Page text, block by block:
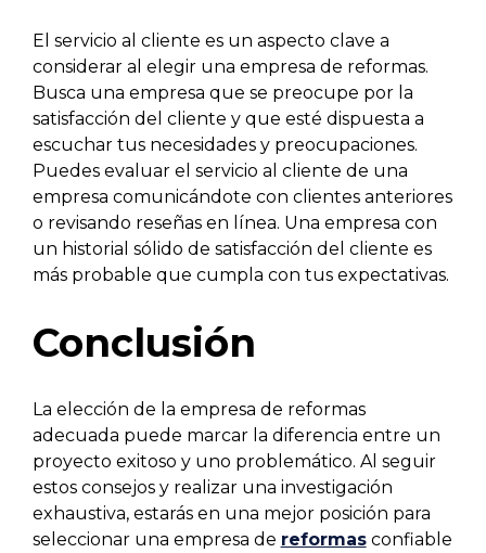
El servicio al cliente es un aspecto clave a
considerar al elegir una empresa de reformas.
Busca una empresa que se preocupe por la
satisfacción del cliente y que esté dispuesta a
escuchar tus necesidades y preocupaciones.
Puedes evaluar el servicio al cliente de una
empresa comunicándote con clientes anteriores
o revisando reseñas en línea. Una empresa con
un historial sólido de satisfacción del cliente es
más probable que cumpla con tus expectativas.
Conclusión
La elección de la empresa de reformas
adecuada puede marcar la diferencia entre un
proyecto exitoso y uno problemático. Al seguir
estos consejos y realizar una investigación
exhaustiva, estarás en una mejor posición para
seleccionar una empresa de reformasconfiable